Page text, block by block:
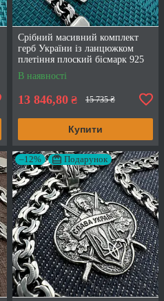
Срібний масивний комплект
герб України із ланцюжком
плетіння плоский бісмарк 925
проба
В наявності
13 846,80 ₴ 15 735 ₴
Купити
–12% Подарунок